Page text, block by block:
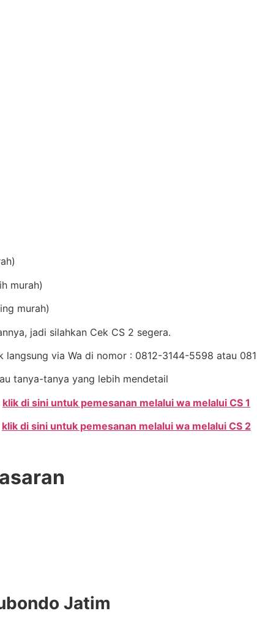
murah)
murah)
jadi silahkan Cek CS 2 segera.
langsung via Wa di nomor : 0812-3144-5598 atau
tanya-tanya yang lebih mendetail
klik di sini untuk pemesanan melalui wa melalui CS 1
klik di sini untuk pemesanan melalui wa melalui CS 2
Jatim